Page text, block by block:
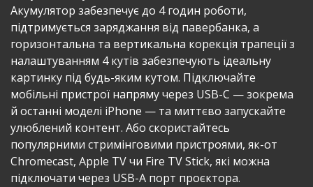
Акумулятор забезпечує до 4 годин роботи,
підтримується заряджання від павербанка, а
горизонтальна та вертикальна корекція трапеції з
налаштуванням 4 кутів забезпечують ідеальну
картинку під будь-яким кутом. Підключайте
мобільні пристрої напряму через USB-C — зокрема
й останні моделі iPhone — та миттєво запускайте
улюблений контент. Або скористайтесь
популярними стримінговими пристроями, як-от
Chromecast, Apple TV чи Fire TV Stick, які можна
підключати через USB-A порт проєктора.